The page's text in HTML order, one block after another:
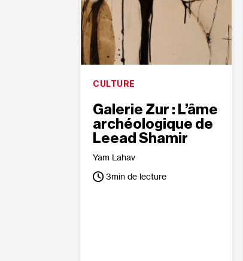
CULTURE
Galerie Zur : L’âme
archéologique de
Leead Shamir
Yam Lahav
3min de lecture